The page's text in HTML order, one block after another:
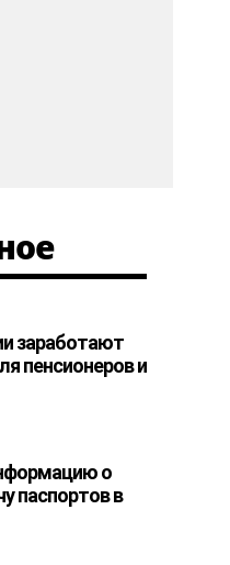
заработают
пенсионеров и
о
паспортов в